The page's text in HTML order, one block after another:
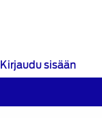
Kirjaudu sisään